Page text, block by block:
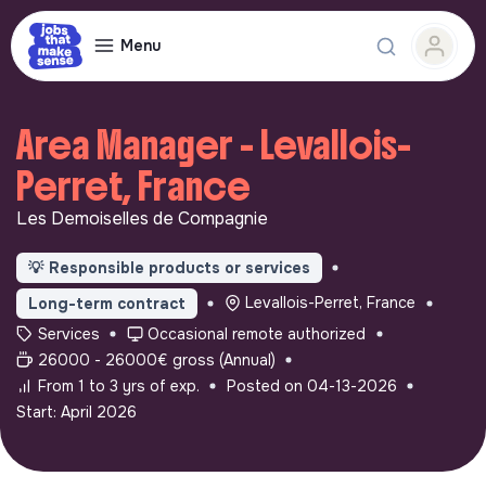
Menu
Area Manager - Levallois-
Perret, France
Les Demoiselles de Compagnie
💡 Responsible products or services
Long-term contract
Levallois-Perret, France
Services
Occasional remote authorized
26000 - 26000€ gross (Annual)
From 1 to 3 yrs of exp.
Posted on 04-13-2026
Start: April 2026